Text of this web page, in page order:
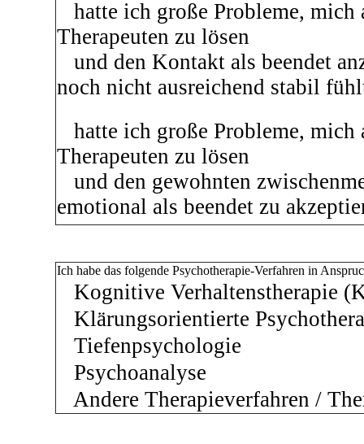
hatte ich große Probleme, mich
Therapeuten zu lösen
und den Kontakt als beendet
noch nicht ausreichend stabil
hatte ich große Probleme, mich
Therapeuten zu lösen
und den gewohnten
emotional als beendet zu
Ich habe das folgende Psychotherapie-Verfahren in
Kognitive Verhaltenstherapie
Klärungsorientierte
Tiefenpsychologie
Psychoanalyse
Andere Therapieverfahren /